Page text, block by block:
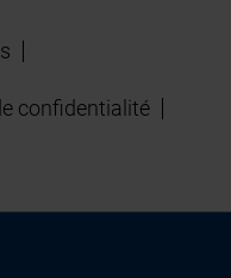
confidentialité